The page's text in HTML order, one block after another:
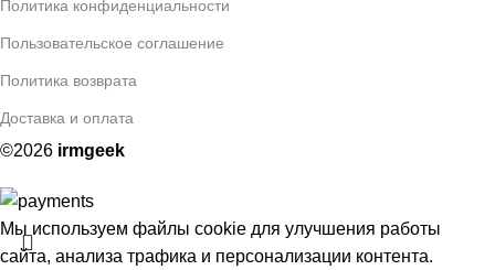
Политика конфиденциальности
Пользовательское соглашение
Политика возврата
Доставка и оплата
©2026 irmgeek
Мы используем файлы cookie для улучшения работы
сайта, анализа трафика и персонализации контента.